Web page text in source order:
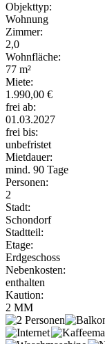
Objekttyp:
Wohnung
Zimmer:
2,0
Wohnfläche:
77 m²
Miete:
1.990,00 €
frei ab:
01.03.2027
frei bis:
unbefristet
Mietdauer:
mind. 90 Tage
Personen:
2
Stadt:
Schondorf
Stadtteil:
Etage:
Erdgeschoss
Nebenkosten:
enthalten
Kaution:
2 MM